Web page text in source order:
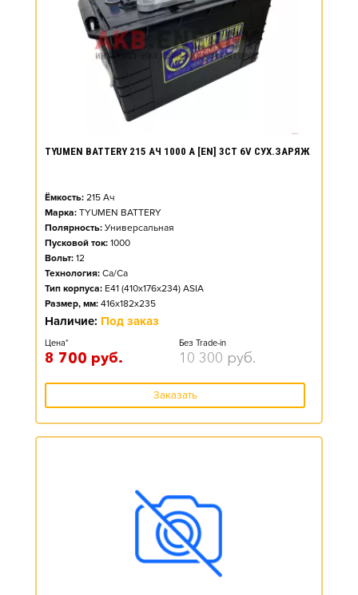
TYUMEN BATTERY 215 АЧ 1000 А [EN] 3СТ 6V СУХ.ЗАРЯЖ
Ёмкость: 215 Ач
Марка: TYUMEN BATTERY
Полярность: Универсальная
Пусковой ток: 1000
Вольт: 12
Технология: Ca/Ca
Тип корпуса: E41 (410x176x234) ASIA
Размер, мм: 416x182x235
Наличие: Под заказ
Цена*
8 700 руб.
Без Trade-in
10 300 руб.
Заказать